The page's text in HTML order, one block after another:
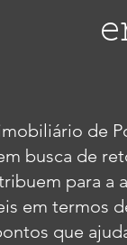
de
busca de
para a
em termos
que